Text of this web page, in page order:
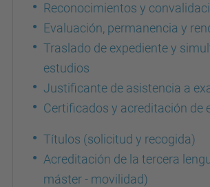
Reconocimientos y
Evaluación, permanencia y
Traslado de expediente y
estudios
Justificante de asistencia a
Certificados y acreditación de
Títulos (solicitud y recogida)
Acreditación de la tercera
máster - movilidad)